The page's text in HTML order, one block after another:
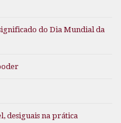
do Dia Mundial da
desiguais na prática